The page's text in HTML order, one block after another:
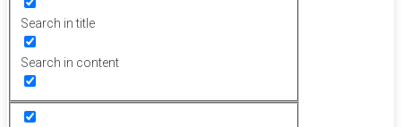
Search in title
Search in content